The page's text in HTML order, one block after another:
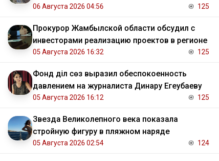
06 Августа 2026 04:56 125
Прокурор Жамбылской области обсудил с
инвесторами реализацию проектов в регионе
05 Августа 2026 16:32 125
Фонд Әділ сөз выразил обеспокоенность
давлением на журналиста Динару Егеубаеву
05 Августа 2026 16:12 125
Звезда Великолепного века показала
стройную фигуру в пляжном наряде
05 Августа 2026 02:54 124